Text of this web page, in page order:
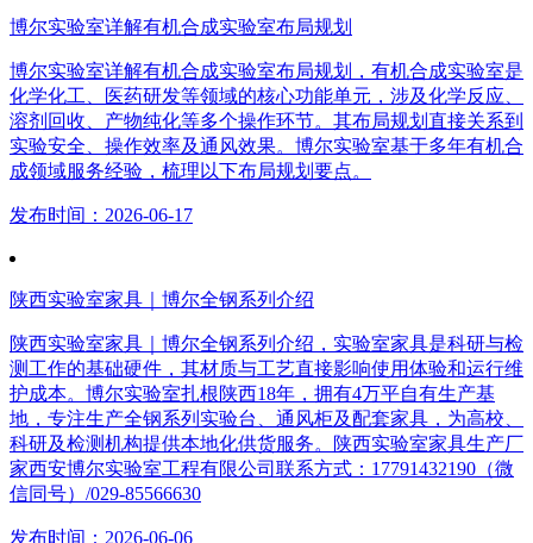
博尔实验室详解有机合成实验室布局规划
博尔实验室详解有机合成实验室布局规划，有机合成实验室是
化学化工、医药研发等领域的核心功能单元，涉及化学反应、
溶剂回收、产物纯化等多个操作环节。其布局规划直接关系到
实验安全、操作效率及通风效果。博尔实验室基于多年有机合
成领域服务经验，梳理以下布局规划要点。
发布时间：2026-06-17
陕西实验室家具｜博尔全钢系列介绍
陕西实验室家具｜博尔全钢系列介绍，实验室家具是科研与检
测工作的基础硬件，其材质与工艺直接影响使用体验和运行维
护成本。博尔实验室扎根陕西18年，拥有4万平自有生产基
地，专注生产全钢系列实验台、通风柜及配套家具，为高校、
科研及检测机构提供本地化供货服务。陕西实验室家具生产厂
家西安博尔实验室工程有限公司联系方式：17791432190（微
信同号）/029-85566630
发布时间：2026-06-06